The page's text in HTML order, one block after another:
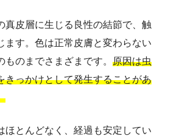
真皮層に生じる良性の結節で、触
ます。色は正常皮膚と変わらない
ものまでさまざまです。 原因は虫
きっかけとして発生することがあ
ほとんどなく、経過も安定してい